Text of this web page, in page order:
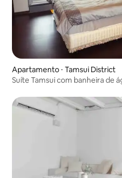
Apartamento ⋅ Tamsui District
Suíte Tamsui com banheira de